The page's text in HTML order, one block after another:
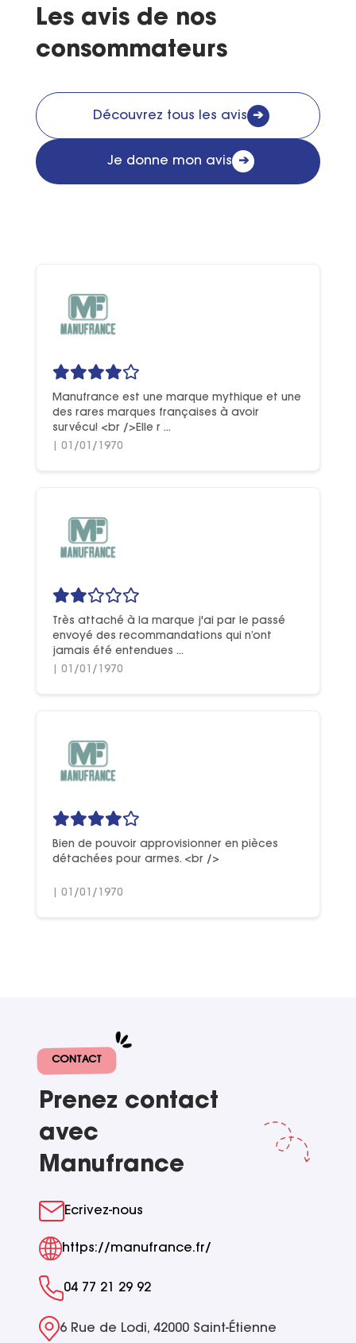
Les avis de nos
consommateurs
Découvrez tous les avis ➔
Je donne mon avis ➔
Manufrance est une marque mythique et une
des rares marques françaises à avoir
survécu! <br />Elle r ...
| 01/01/1970
Très attaché à la marque j'ai par le passé
envoyé des recommandations qui n’ont
jamais été entendues ...
| 01/01/1970
Bien de pouvoir approvisionner en pièces
détachées pour armes. <br />
| 01/01/1970
CONTACT
Prenez contact
avec
Manufrance
Ecrivez-nous
https://manufrance.fr/
04 77 21 29 92
6 Rue de Lodi, 42000 Saint-Étienne